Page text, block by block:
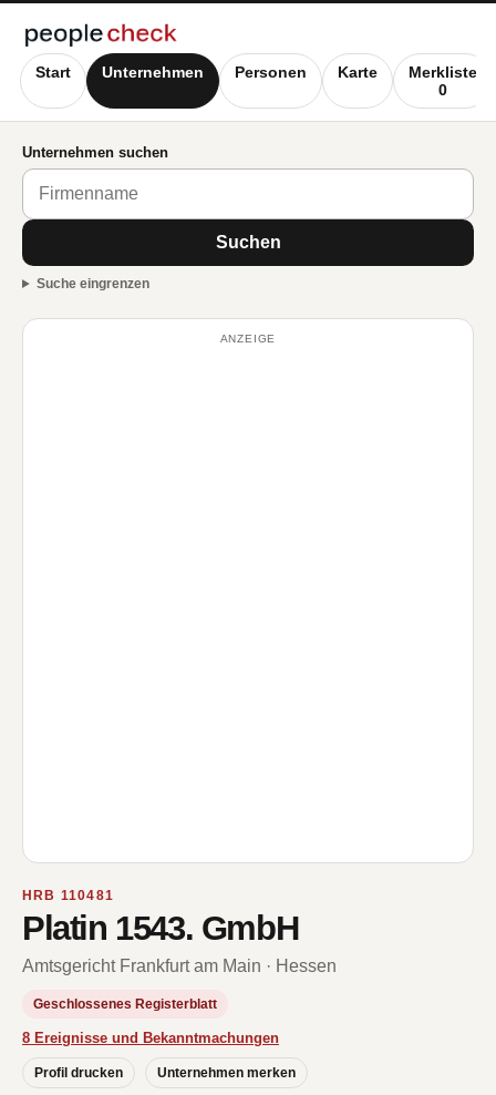
Start Unternehmen Personen Karte
Merkliste
0
Unternehmen suchen
Suchen
Suche eingrenzen
ANZEIGE
HRB 110481
Platin 1543. GmbH
Amtsgericht Frankfurt am Main · Hessen
Geschlossenes Registerblatt
8 Ereignisse und Bekanntmachungen
Profil drucken Unternehmen merken